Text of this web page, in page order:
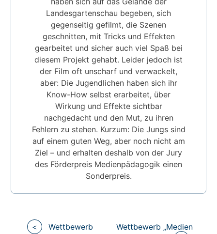
Landesgartenschau begeben, sich
gegenseitig gefilmt, die Szenen
geschnitten, mit Tricks und Effekten
gearbeitet und sicher auch viel Spaß bei
diesem Projekt gehabt. Leider jedoch ist
der Film oft unscharf und verwackelt,
aber: Die Jugendlichen haben sich ihr
Know-How selbst erarbeitet, über
Wirkung und Effekte sichtbar
nachgedacht und den Mut, zu ihren
Fehlern zu stehen. Kurzum: Die Jungs sind
auf einem guten Weg, aber noch nicht am
Ziel – und erhalten deshalb von der Jury
des Förderpreis Medienpädagogik einen
Sonderpreis.
Beitragsnavigation
<
Wettbewerb
Wettbewerb „Medien